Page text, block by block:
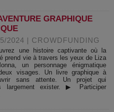
GRAPHIQUE
2024 | CROWDFUNDING
une histoire captivante où la
prend vie à travers les yeux de Liza
un personnage énigmatique
visages. Un livre graphique à
sans attente. Un projet qui
largement exister. ▶ Participer